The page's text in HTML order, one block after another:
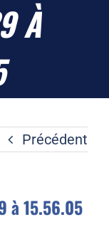
À
Précédent
à 15.56.05